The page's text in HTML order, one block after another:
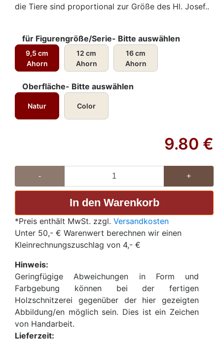
die Tiere sind proportional zur Größe des Hl. Josef..
für Figurengröße/Serie- Bitte auswählen
9,5 cm
Ahorn
12 cm
Ahorn
16 cm
Ahorn
Oberfläche- Bitte auswählen
Natur Color
9.80 €
- +
*Preis enthält MwSt. zzgl. Versandkosten
Unter 50,- € Warenwert berechnen wir einen
Kleinrechnungszuschlag von 4,- €
Hinweis:
Geringfügige Abweichungen in Form und
Farbgebung können bei der fertigen
Holzschnitzerei gegenüber der hier gezeigten
Abbildung/en möglich sein. Dies ist ein Zeichen
von Handarbeit.
Lieferzeit: